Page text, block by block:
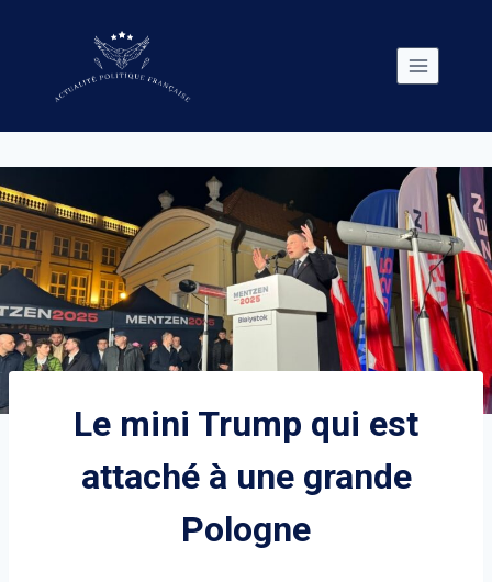
Le mini Trump qui est
attaché à une grande
Pologne